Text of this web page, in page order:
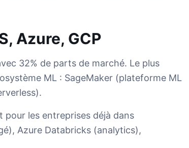
Azure, GCP
32% de parts de marché. Le plus
ML : SageMaker (plateforme ML
les entreprises déjà dans
Azure Databricks (analytics),